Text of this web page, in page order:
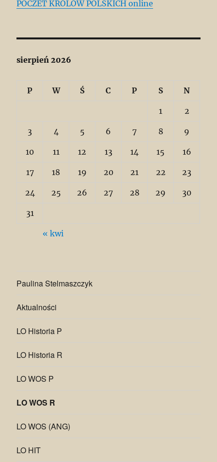
POCZET KRÓLÓW POLSKICH online
sierpień 2026
P W Ś C P S N
1 2
3 4 5 6 7 8 9
10 11 12 13 14 15 16
17 18 19 20 21 22 23
24 25 26 27 28 29 30
31
« kwi
Paulina Stelmaszczyk
Aktualności
LO Historia P
LO Historia R
LO WOS P
LO WOS R
LO WOS (ANG)
LO HIT